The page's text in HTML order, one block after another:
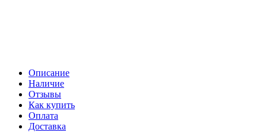
Описание
Наличие
Отзывы
Как купить
Оплата
Доставка